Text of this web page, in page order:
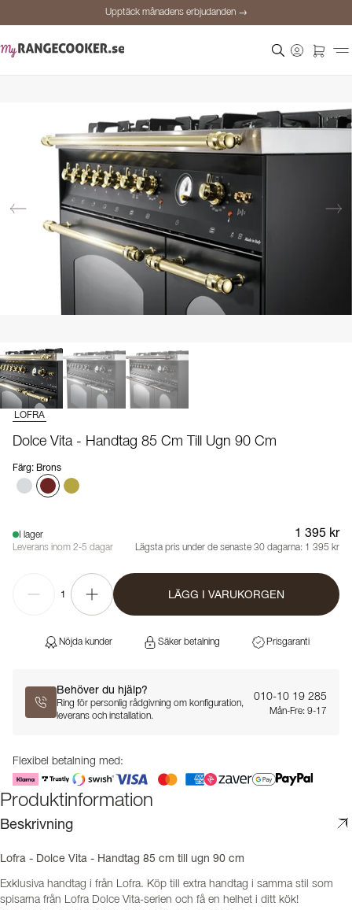
Upptäck månadens erbjudanden →
Personlig rådgivning
Upptäck månadens erbjudanden →
LOFRA
Dolce Vita - Handtag 85 Cm Till Ugn 90 Cm
Färg: Brons
I lager
Leverans inom 2-5 dagar
1 395 kr
Lägsta pris under de senaste 30 dagarna: 1 395 kr
1 LÄGG I VARUKORGEN
Nöjda kunder Säker betalning Prisgaranti
Behöver du hjälp?
Ring för personlig rådgivning om konfiguration,
leverans och installation.
010-10 19 285
Mån-Fre: 9-17
Flexibel betalning med:
Produktinformation
Beskrivning
Lofra - Dolce Vita - Handtag 85 cm till ugn 90 cm
Exklusiva handtag i från Lofra. Köp till extra handtag i samma stil som
spisarna från Lofra Dolce Vita-serien och få en helhet i ditt kök!